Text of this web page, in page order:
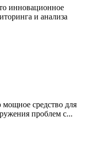
инновационное
и анализа
средство для
проблем с...